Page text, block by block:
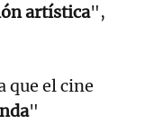
artística",
que el cine
"